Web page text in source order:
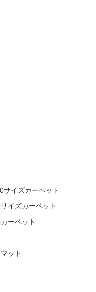
サイズカーペット
イズカーペット
ーペット
ット